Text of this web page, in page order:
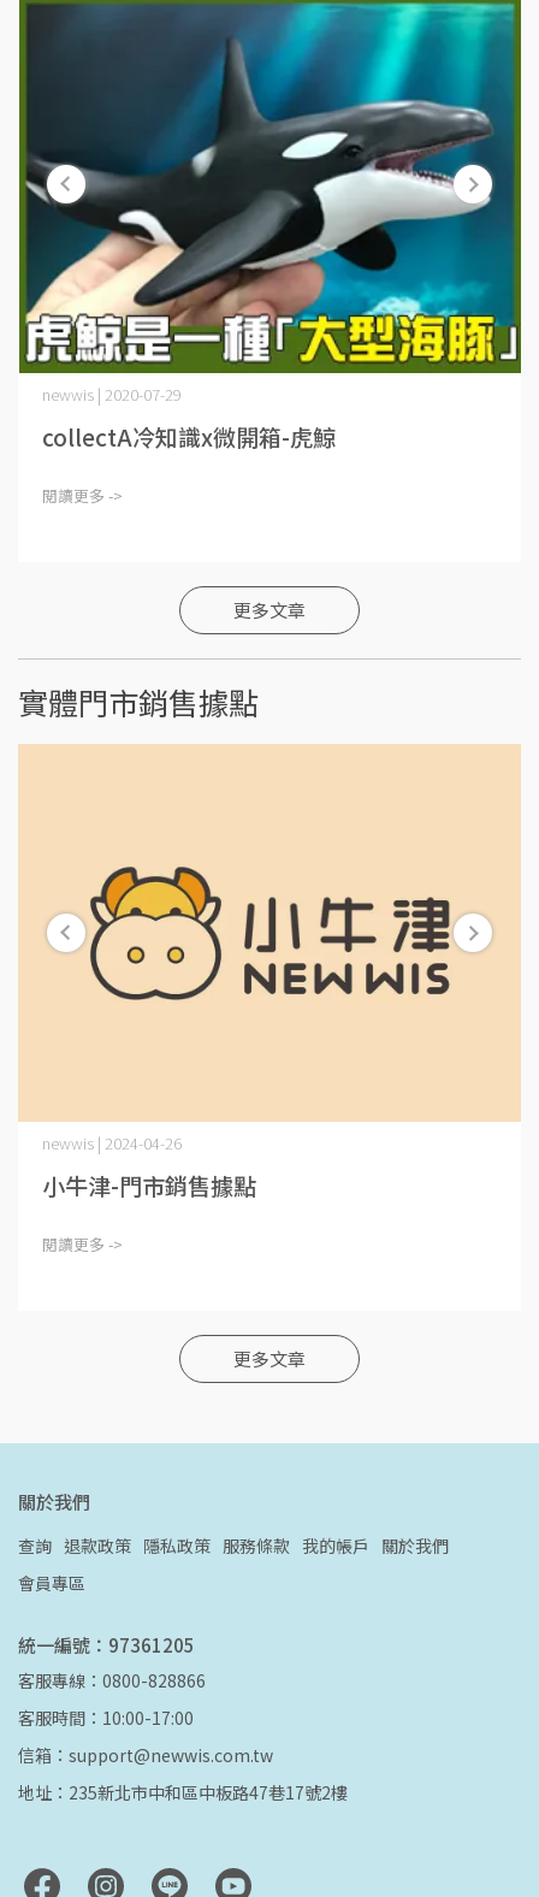
newwis | 2020-07-29
collectA冷知識x微開箱-虎鯨
閱讀更多 ->
更多文章
實體門市銷售據點
newwis | 2024-04-26
小牛津-門市銷售據點
閱讀更多 ->
更多文章
關於我們
查詢 退款政策 隱私政策 服務條款 我的帳戶
關於我們
會員專區
統一編號：97361205
客服專線：0800-828866
客服時間：10:00-17:00
信箱：support@newwis.com.tw
地址：235新北市中和區中板路47巷17號2樓